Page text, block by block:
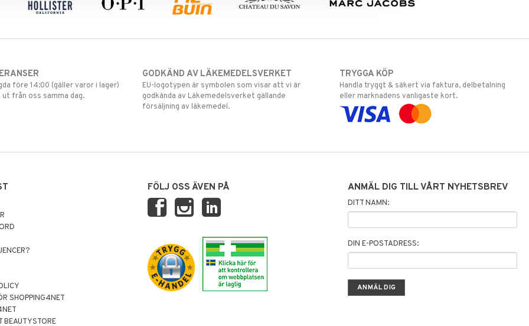
före 14:00 (gäller varor i lager)
från oss samma dag.
GODKÄND AV LÄKEMEDELSVERKET
EU-logotypen är symbolen som visar att vi är
godkända av Läkemedelsverket gällande
försäljning av läkemedel.
TRYGGA KÖP
Handla tryggt & säkert via faktura, delbetalning
eller marknadens vanligaste kort.
SHOPPING4NET
BEAUTYSTORE
FÖLJ OSS ÄVEN PÅ ANMÄL DIG TILL VÅRT NYHETSBREV
DITT NAMN:
DIN E-POSTADRESS: